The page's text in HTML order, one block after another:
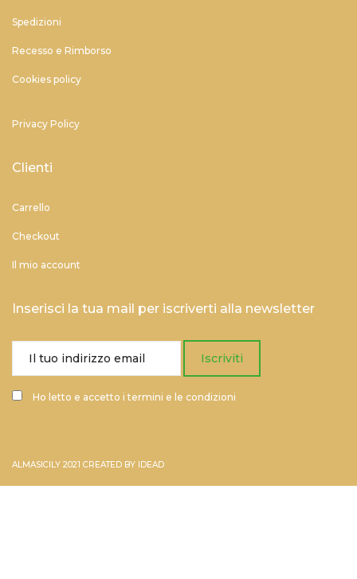
Spedizioni
Recesso e Rimborso
Cookies policy
Privacy Policy
Clienti
Carrello
Checkout
Il mio account
Inserisci la tua mail per iscriverti alla newsletter
Ho letto e accetto i termini e le condizioni
ALMASICILY 2021 CREATED BY IDEAD